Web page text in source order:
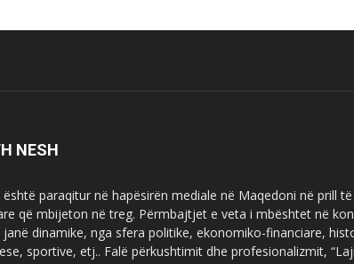
NESH
është paraqitur në hapësirën mediale në Maqedoni në prill
që mbijeton në treg. Përmbajtjet e veta i mbështet në
janë dinamike, nga sfera politike, ekonomiko-financiare,
sportive, etj.. Falë përkushtimit dhe profesionalizmit,